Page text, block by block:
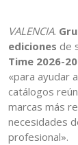
VALENCIA.
ediciones de
Time 2026-
«para ayudar
catálogos
marcas más
necesidades
profesional».